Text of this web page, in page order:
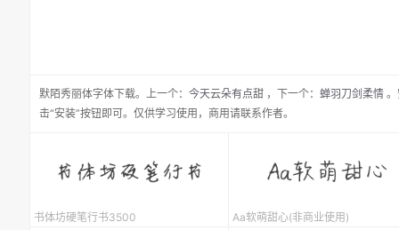
默陌秀丽体字体下载。 上一个： 今天云朵有点甜 ， 下一个： 蝉羽刀剑柔情
击“安装”按钮即可。仅供学习使用，商用请联系作者。
书体坊硬笔行书3500 Aa软萌甜心(非商业使用)